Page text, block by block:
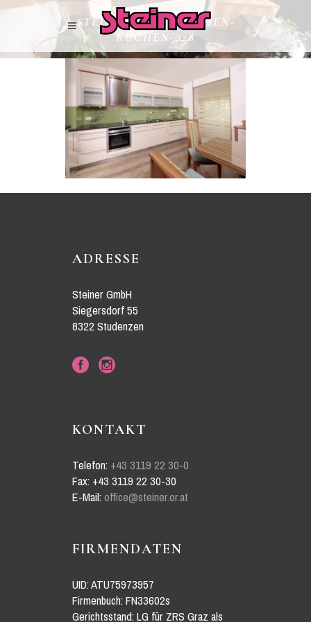
STEINER-WOHNKÜCHEN-
KÜCHEN-028
ADRESSE
Steiner GmbH
Siegersdorf 55
8322 Studenzen
KONTAKT
Telefon:+43 3119 22 30-0
Fax: +43 3119 22 30-30
E-Mail:office@steiner.or.at
FIRMENDATEN
UID: ATU75973957
Firmenbuch: FN33602s
Gerichtsstand: LG für ZRS Graz als